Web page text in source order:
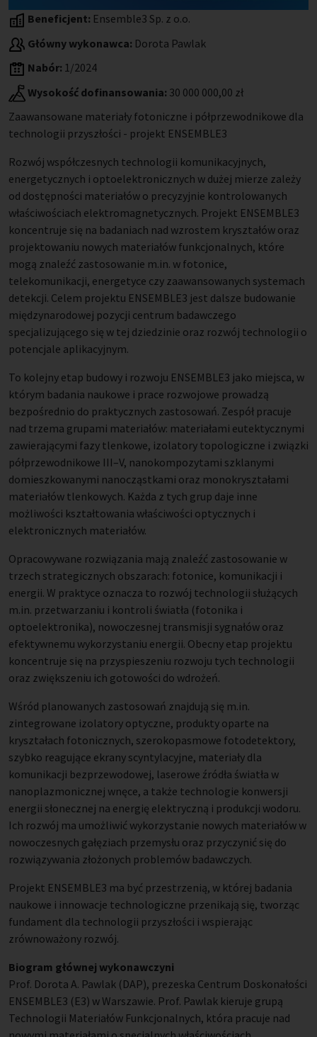
Beneficjent: Ensemble3 Sp. z o.o.
Główny wykonawca: Dorota Pawlak
Nabór: 1/2024
Wysokość dofinansowania: 30 000 000,00 zł
Zaawansowane materiały fotoniczne i półprzewodnikowe dla
technologii przyszłości - projekt ENSEMBLE3
Rozwój współczesnych technologii komunikacyjnych,
energetycznych i optoelektronicznych w dużej mierze zależy
od dostępności materiałów o precyzyjnie kontrolowanych
właściwościach elektromagnetycznych. Projekt ENSEMBLE3
koncentruje się na badaniach nad wzrostem kryształów oraz
projektowaniu nowych materiałów funkcjonalnych, które
mogą znaleźć zastosowanie m.in. w fotonice,
telekomunikacji, energetyce czy zaawansowanych systemach
detekcji. Celem projektu ENSEMBLE3 jest dalsze budowanie
międzynarodowej pozycji centrum badawczego
specjalizującego się w tej dziedzinie oraz rozwój technologii o
potencjale aplikacyjnym.
To kolejny etap budowy i rozwoju ENSEMBLE3 jako miejsca, w
którym badania naukowe i prace rozwojowe prowadzą
bezpośrednio do praktycznych zastosowań. Zespół pracuje
nad trzema grupami materiałów: materiałami eutektycznymi
zawierającymi fazy tlenkowe, izolatory topologiczne i związki
półprzewodnikowe III–V, nanokompozytami szklanymi
domieszkowanymi nanocząstkami oraz monokryształami
materiałów tlenkowych. Każda z tych grup daje inne
możliwości kształtowania właściwości optycznych i
elektronicznych materiałów.
Opracowywane rozwiązania mają znaleźć zastosowanie w
trzech strategicznych obszarach: fotonice, komunikacji i
energii. W praktyce oznacza to rozwój technologii służących
m.in. przetwarzaniu i kontroli światła (fotonika i
optoelektronika), nowoczesnej transmisji sygnałów oraz
efektywnemu wykorzystaniu energii. Obecny etap projektu
koncentruje się na przyspieszeniu rozwoju tych technologii
oraz zwiększeniu ich gotowości do wdrożeń.
Wśród planowanych zastosowań znajdują się m.in.
zintegrowane izolatory optyczne, produkty oparte na
kryształach fotonicznych, szerokopasmowe fotodetektory,
szybko reagujące ekrany scyntylacyjne, materiały dla
komunikacji bezprzewodowej, laserowe źródła światła w
nanoplazmonicznej wnęce, a także technologie konwersji
energii słonecznej na energię elektryczną i produkcji wodoru.
Ich rozwój ma umożliwić wykorzystanie nowych materiałów w
nowoczesnych gałęziach przemysłu oraz przyczynić się do
rozwiązywania złożonych problemów badawczych.
Projekt ENSEMBLE3 ma być przestrzenią, w której badania
naukowe i innowacje technologiczne przenikają się, tworząc
fundament dla technologii przyszłości i wspierając
zrównoważony rozwój.
Biogram głównej wykonawczyni
Prof. Dorota A. Pawlak (DAP), prezeska Centrum Doskonałości
ENSEMBLE3 (E3) w Warszawie. Prof. Pawlak kieruje grupą
Technologii Materiałów Funkcjonalnych, która pracuje nad